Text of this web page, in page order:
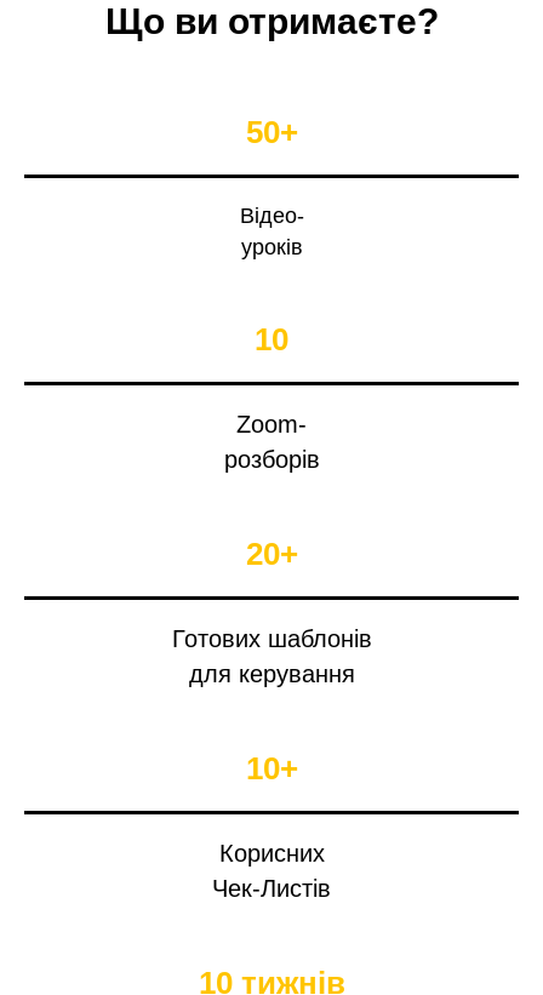
Що ви отримаєте?
50+
Відео-
уроків
10
Zoom-
розборів
20+
Готових шаблонів
для керування
10+
Корисних
Чек-Листів
10 тижнів